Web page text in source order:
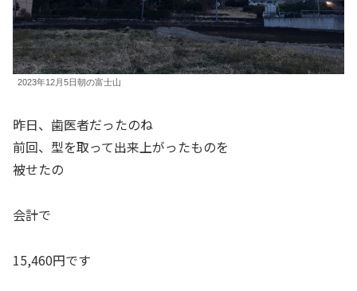
2023年12月5日朝の富士山
昨日、歯医者だったのね
前回、型を取って出来上がったものを
被せたの
会計で
15,460円です